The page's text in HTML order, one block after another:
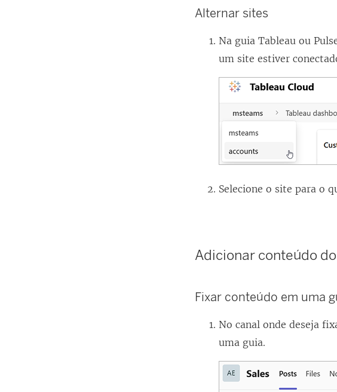
Alternar sites
Na guia Tableau ou
um site estiver
Selecione o site para o
Adicionar conteúdo
Fixar conteúdo em uma
No canal onde deseja
uma guia.